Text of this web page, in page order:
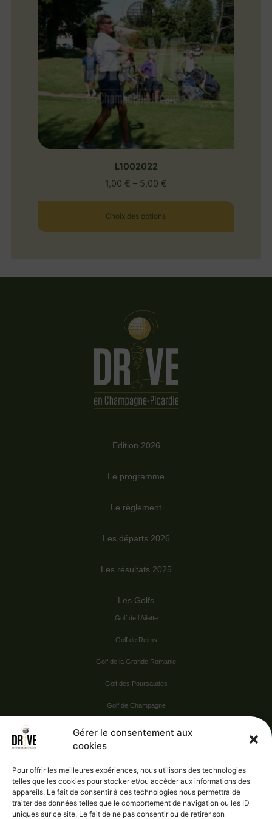
Gérer le consentement aux
cookies
Pour offrir les meilleures expériences, nous utilisons des technologies
telles que les cookies pour stocker et/ou accéder aux informations des
appareils. Le fait de consentir à ces technologies nous permettra de
traiter des données telles que le comportement de navigation ou les ID
uniques sur ce site. Le fait de ne pas consentir ou de retirer son
L1002022
1,00 € – 5,00 €
Choix des options
Edition 2026
Le programme
Le règlement
Les départs 2026
Les résultats 2025
Les Golfs
Golf de l’Ailette
Golf de Reims
Golf de la Grande Romanie
Golf des Poursaudes
Golf de Champagne
Vie pratique